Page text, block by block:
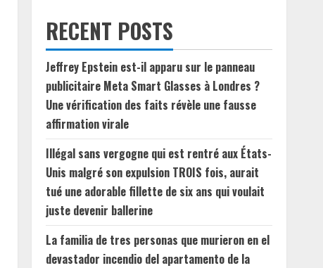
RECENT POSTS
Jeffrey Epstein est-il apparu sur le panneau
publicitaire Meta Smart Glasses à Londres ?
Une vérification des faits révèle une fausse
affirmation virale
Illégal sans vergogne qui est rentré aux États-
Unis malgré son expulsion TROIS fois, aurait
tué une adorable fillette de six ans qui voulait
juste devenir ballerine
La familia de tres personas que murieron en el
devastador incendio del apartamento de la